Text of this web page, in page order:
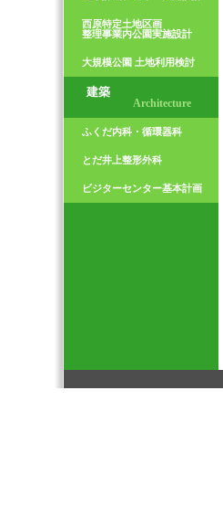
西原特定土地区画
整理事業内公園実施設計
大規模公園 土地利用検討
建築
Architecture
ふくだ内科・循環器科
とだ井上整形外科
ビジターセンター基本計画